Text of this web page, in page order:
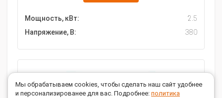
Мощность, кВт:
2.5
Напряжение, В:
380
Мы обрабатываем cookies, чтобы сделать наш сайт удобнее
и персонализированее для вас. Подробнее: политика